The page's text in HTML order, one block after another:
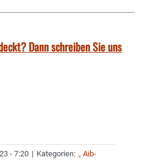
Dann schreiben Sie uns
- 7:20 | Kategorien: ., Aib-